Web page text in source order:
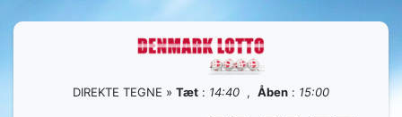
DIREKTE TEGNE » Tæt : 14:40 , Åben : 15:00